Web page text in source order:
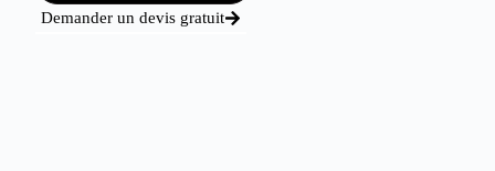
Demander un devis gratuit